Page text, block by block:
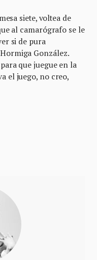
siete, voltea de
al camarógrafo se le
si de pura
González.
que juegue en la
el juego, no creo,